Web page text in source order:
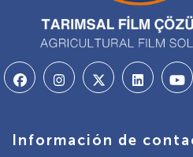
Información de